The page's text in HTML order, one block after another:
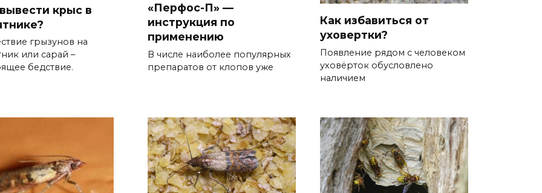
крыс в
грызунов на
или сарай –
бедствие.
«Перфос-П» —
инструкция по
применению
В числе наиболее популярных
препаратов от клопов уже
Как избавиться от
уховертки?
Появление рядом с человеком
уховёрток обусловлено
наличием